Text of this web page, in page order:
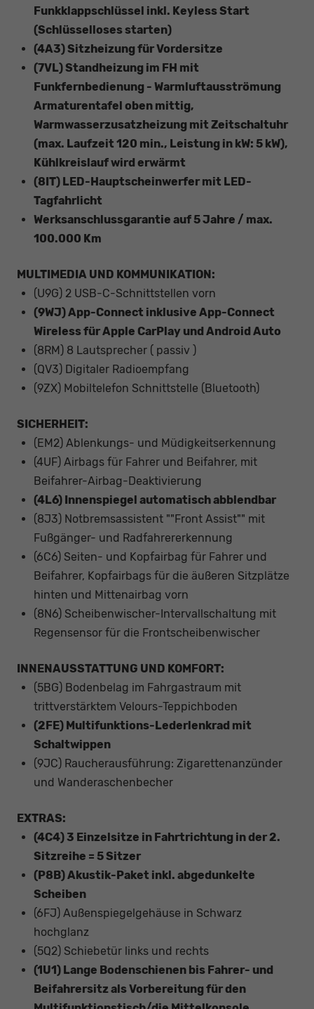
Funkklappschlüssel inkl. Keyless Start
(Schlüsselloses starten)
(4A3) Sitzheizung für Vordersitze
(7VL) Standheizung im FH mit
Funkfernbedienung - Warmluftausströmung
Armaturentafel oben mittig,
Warmwasserzusatzheizung mit Zeitschaltuhr
(max. Laufzeit 120 min., Leistung in kW: 5 kW),
Kühlkreislauf wird erwärmt
(8IT) LED-Hauptscheinwerfer mit LED-
Tagfahrlicht
Werksanschlussgarantie auf 5 Jahre / max.
100.000 Km
MULTIMEDIA UND KOMMUNIKATION:
(U9G) 2 USB-C-Schnittstellen vorn
(9WJ) App-Connect inklusive App-Connect
Wireless für Apple CarPlay und Android Auto
(8RM) 8 Lautsprecher ( passiv )
(QV3) Digitaler Radioempfang
(9ZX) Mobiltelefon Schnittstelle (Bluetooth)
SICHERHEIT:
(EM2) Ablenkungs- und Müdigkeitserkennung
(4UF) Airbags für Fahrer und Beifahrer, mit
Beifahrer-Airbag-Deaktivierung
(4L6) Innenspiegel automatisch abblendbar
(8J3) Notbremsassistent ""Front Assist"" mit
Fußgänger- und Radfahrererkennung
(6C6) Seiten- und Kopfairbag für Fahrer und
Beifahrer, Kopfairbags für die äußeren Sitzplätze
hinten und Mittenairbag vorn
(8N6) Scheibenwischer-Intervallschaltung mit
Regensensor für die Frontscheibenwischer
INNENAUSSTATTUNG UND KOMFORT:
(5BG) Bodenbelag im Fahrgastraum mit
trittverstärktem Velours-Teppichboden
(2FE) Multifunktions-Lederlenkrad mit
Schaltwippen
(9JC) Raucherausführung: Zigarettenanzünder
und Wanderaschenbecher
EXTRAS:
(4C4) 3 Einzelsitze in Fahrtrichtung in der 2.
Sitzreihe = 5 Sitzer
(P8B) Akustik-Paket inkl. abgedunkelte
Scheiben
(6FJ) Außenspiegelgehäuse in Schwarz
hochglanz
(5Q2) Schiebetür links und rechts
(1U1) Lange Bodenschienen bis Fahrer- und
Beifahrersitz als Vorbereitung für den